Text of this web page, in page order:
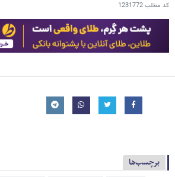
کد مطلب1231772
برچسب‌ها